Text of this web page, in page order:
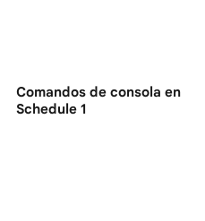
Comandos de consola en
Schedule 1